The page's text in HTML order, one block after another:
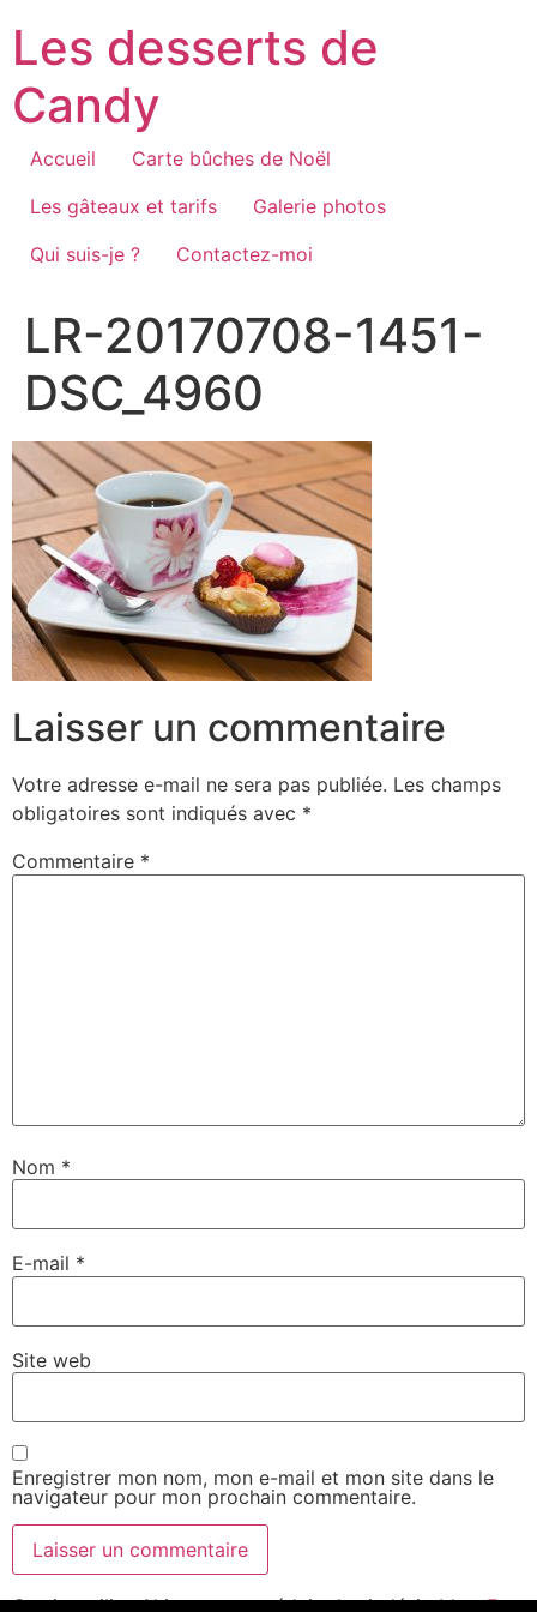
contenu
Les desserts de
Candy
Accueil
Carte bûches de Noël
Les gâteaux et tarifs
Galerie photos
Qui suis-je ?
Contactez-moi
LR-20170708-1451-
DSC_4960
Laisser un commentaire
Votre adresse e-mail ne sera pas publiée. Les champs
obligatoires sont indiqués avec *
Commentaire *
Nom *
E-mail *
Site web
Enregistrer mon nom, mon e-mail et mon site dans le
navigateur pour mon prochain commentaire.
Ce site utilise Akismet pour réduire les indésirables.En